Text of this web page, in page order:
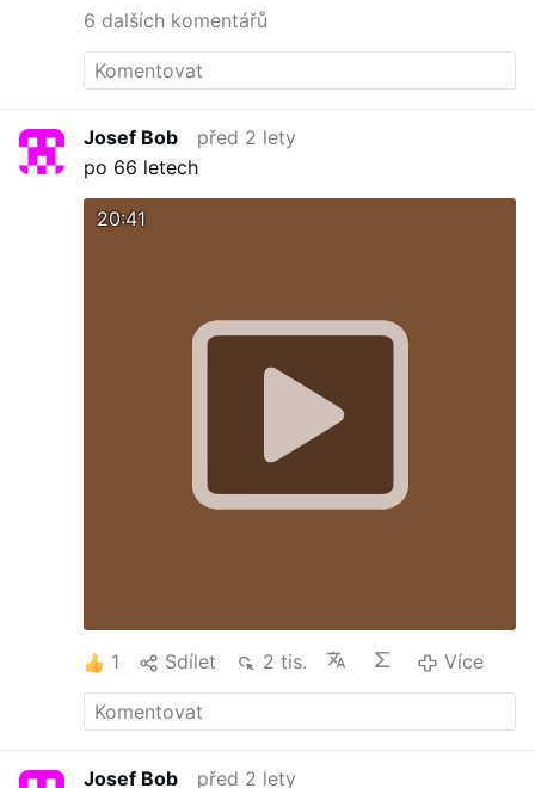
6 dalších komentářů
Josef Bob
před 2 lety
po 66 letech
20:41
1 Sdílet 2 tis. Více
Josef Bob před 2 lety